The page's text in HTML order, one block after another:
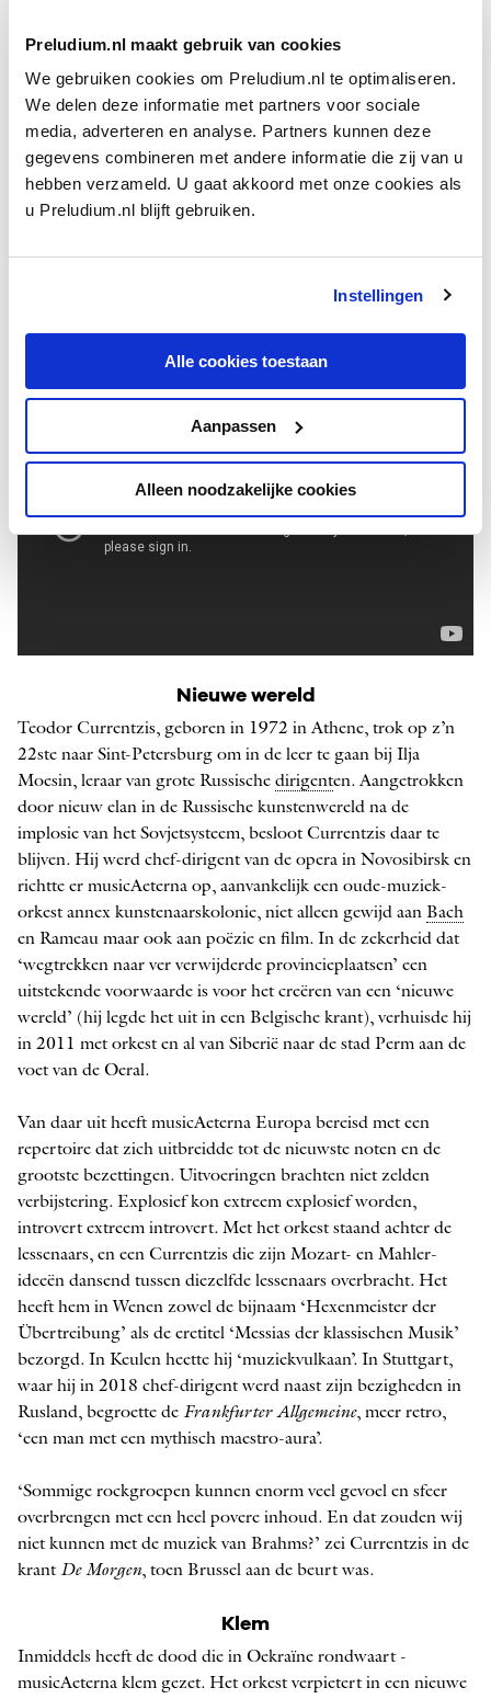
Preludium.nl maakt gebruik van cookies
We gebruiken cookies om Preludium.nl te optimaliseren.
We delen deze informatie met partners voor sociale
media, adverteren en analyse. Partners kunnen deze
gegevens combineren met andere informatie die zij van u
hebben verzameld. U gaat akkoord met onze cookies als
u Preludium.nl blijft gebruiken.
Instellingen
Alle cookies toestaan
Aanpassen
Alleen noodzakelijke cookies
gecomponeerd, met een Magere Hein die schril viool speelt in
deel twee, en een sublieme illusie van het paradijs in deel drie
(totdat muzikaal onweer de droom verstoort). De tekst van
het slotdeel komt uit een volksdichtbundel, Des Knaben
, en wordt in de regel uitgelegd als een kinderlijk
naïeve voorstelling van het hiernamaals. Wie in Mahlers
toonzetting een schrijnender situatie hoort – alsof een
– krijgt het bevestigd in een fragment van Currentzis’
weer op YouTube: Currentzis tilt Mahlers slotbladzijden naar
transcendente sferen, onaards langzaam; zacht tot op het
Nieuwe wereld
Teodor Currentzis, geboren in 1972 in Athene, trok op z’n
22ste naar Sint-­Petersburg om in de leer te gaan bij Ilja
Moesin, leraar van grote Russische dirigenten. Aangetrokken
door nieuw elan in de Russische kunstenwereld na de
implosie van het Sovjetsysteem, besloot Currentzis daar te
blijven. Hij werd chef-dirigent van de opera in ­Novosibirsk en
richtte er musicAeterna op, aanvankelijk een oude-muziek­
orkest annex kunstenaarskolonie, niet alleen gewijd aan Bach
en Rameau maar ook aan poëzie en film. In de zekerheid dat
‘wegtrekken naar ver verwijderde provincieplaatsen’ een
uitstekende voorwaarde is voor het creëren van een ‘nieuwe
wereld’ (hij legde het uit in een Belgische krant), verhuisde hij
in 2011 met orkest en al van Siberië naar de stad Perm aan de
voet van de Oeral.
Van daar uit heeft musicAeterna Europa bereisd met een
repertoire dat zich uitbreidde tot de nieuwste noten en de
grootste bezettingen. Uitvoeringen brachten niet zelden
verbijstering. Explosief kon extreem explosief worden,
introvert extreem introvert. Met het orkest staand achter de
lessenaars, en een Currentzis die zijn Mozart- en Mahler-
ideeën dansend tussen diezelfde lessenaars overbracht. Het
heeft hem in Wenen zowel de bijnaam ‘Hexenmeister der
Übertreibung’ als de eretitel ‘Messias der klassischen Musik’
bezorgd. In Keulen heette hij ‘muziekvulkaan’. In Stuttgart,
waar hij in 2018 chef-dirigent werd naast zijn bezigheden in
Rusland, begroette de Frankfurter Allgemeine, meer retro,
‘een man met een mythisch maestro-aura’.
‘Sommige rockgroepen kunnen enorm veel gevoel en sfeer
overbrengen met een heel povere inhoud. En dat zouden wij
niet kunnen met de muziek van Brahms?’ zei Currentzis in de
krantDe Morgen, toen Brussel aan de beurt was.
Klem
Inmiddels heeft de dood die in Oekraïne rondwaart ­
musicAeterna klem gezet. Het orkest verpietert in een nieuwe